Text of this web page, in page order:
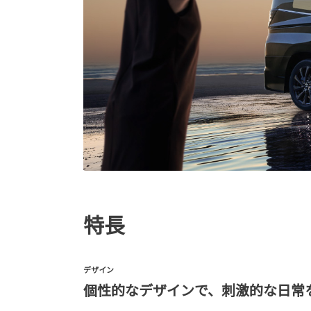
特長
デザイン
個性的なデザインで、刺激的な日常